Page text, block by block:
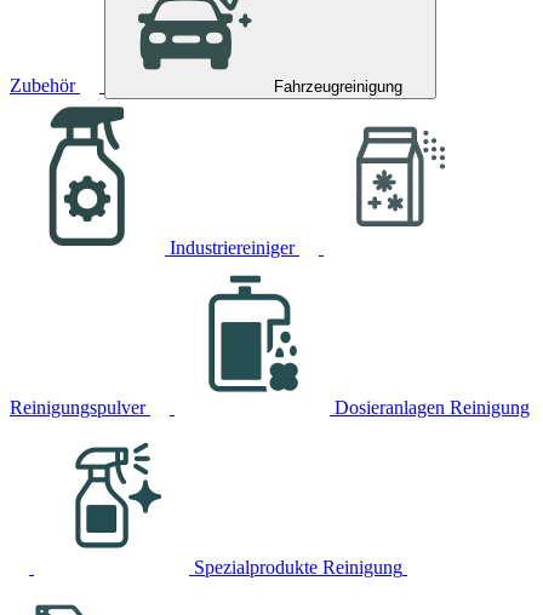
Zubehör Fahrzeugreinigung
Industriereiniger
Reinigungspulver Dosieranlagen Reinigung
Spezialprodukte Reinigung